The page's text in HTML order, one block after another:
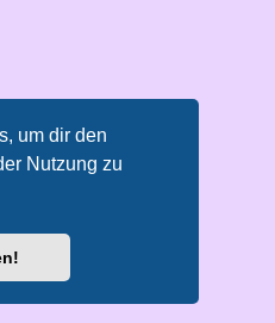
um dir den
Nutzung zu